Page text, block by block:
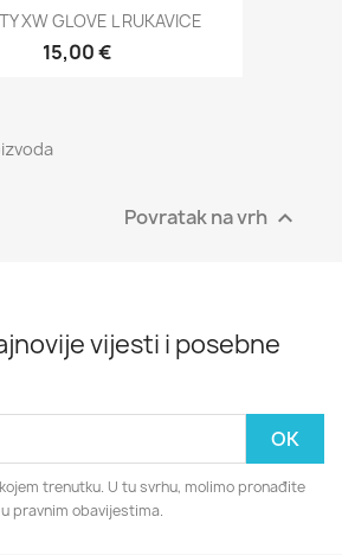
XW GLOVE L RUKAVICE
15,00 €
Povratak na vrh 
vijesti i posebne
trenutku. U tu svrhu, molimo pronađite
pravnim obavijestima.